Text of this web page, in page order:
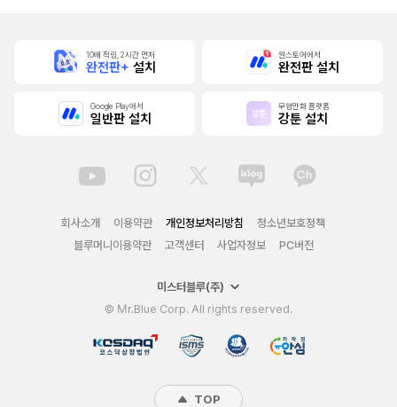
10배 적립, 2시간 먼저
완전판+ 설치
원스토어에서
완전판 설치
Google Play에서
일반판 설치
무협만화 플랫폼
강툰 설치
회사소개 이용약관 개인정보처리방침
청소년보호정책
블루머니이용약관
고객센터 사업자정보 PC버전
미스터블루(주)
© Mr.Blue Corp. All rights reserved.
TOP